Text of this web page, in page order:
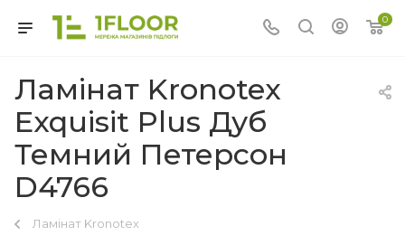
0
Ламінат Kronotex
Exquisit Plus Дуб
Темний Петерсон
D4766
Ламінат Kronotex